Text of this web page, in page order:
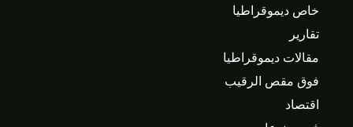
خاص ديموقراطيا
تقارير
مقالات ديموقراطيا
فوق مقص الرقيب
اقتصاد